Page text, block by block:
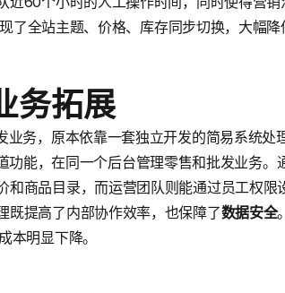
全站主题、价格、库存同步切换，大幅降
务拓展
务，原本依靠一套独立开发的简易系统处
能，在同一个后台管理零售和批发业务。
商品目录，而运营团队则能通过员工权限
既提高了内部协作效率，也保障了数据安全
本明显下降。